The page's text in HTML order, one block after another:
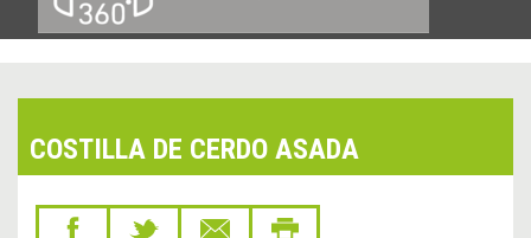
COSTILLA DE CERDO ASADA